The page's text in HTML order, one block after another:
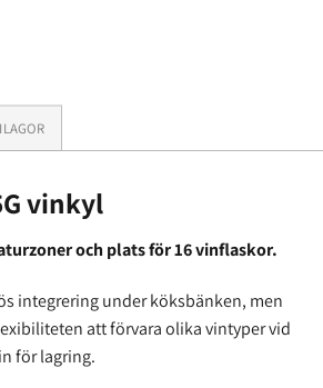
vinkyl
och plats för 16 vinflaskor.
integrering under köksbänken, men
att förvara olika vintyper vid
för lagring.